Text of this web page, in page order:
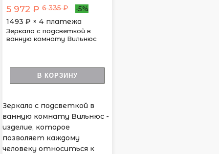
5 972 ₽ 6 335 ₽
-5%
1493 ₽ × 4 платежа
Зеркало с подсветкой в
ванную комнату Вильнюс
В КОРЗИНУ
Зеркало с подсветкой в
ванную комнату Вильнюс -
изделие, которое
позволяет каждому
человеку относиться к